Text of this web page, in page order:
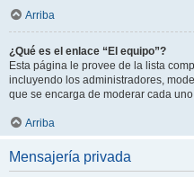
Arriba
¿Qué es el enlace “El equipo”?
Esta página le provee de la lista
incluyendo los administradores,
que se encarga de moderar cada
Arriba
Mensajería privada